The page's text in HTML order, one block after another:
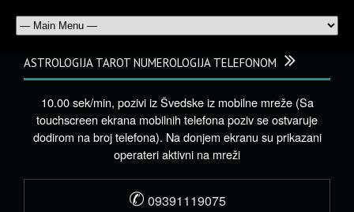
ASTROLOGIJA TAROT NUMEROLOGIJA TELEFONOM
10.00 sek/min, pozivi iz Švedske iz mobilne mreže (Sa
touchscreen ekrana mobilnih telefona poziv se ostvaruje
dodirom na broj telefona). Na donjem ekranu su prikazani
operateri aktivni na mreži
✆ 09391119075